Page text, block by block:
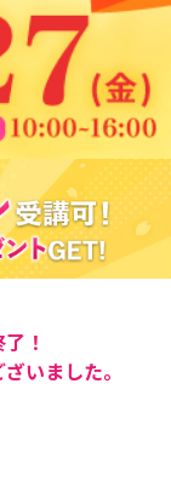
！
いました。